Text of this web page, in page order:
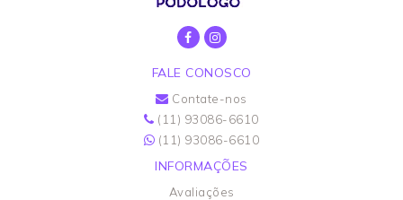
FALE CONOSCO
Contate-nos
(11) 93086-6610
(11) 93086-6610
INFORMAÇÕES
Avaliações